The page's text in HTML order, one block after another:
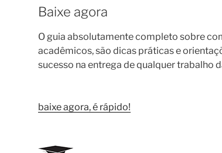
Baixe agora
O guia absolutamente completo sobre
acadêmicos, são dicas práticas e
sucesso na entrega de qualquer trabalho
baixe agora, é rápido!